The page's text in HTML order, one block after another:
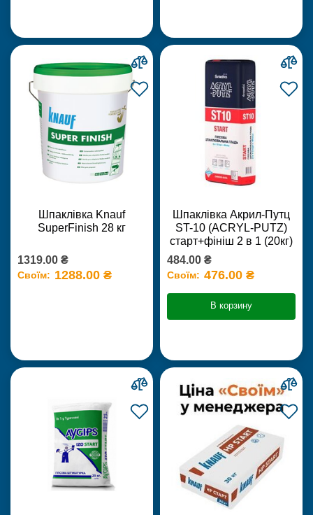
Шпаклівка Knauf
SuperFinish 28 кг
1319.00 ₴
Своїм: 1288.00 ₴
Шпаклівка Акрил-Путц
ST-10 (ACRYL-PUTZ)
старт+фініш 2 в 1 (20кг)
484.00 ₴
Своїм: 476.00 ₴
В корзину